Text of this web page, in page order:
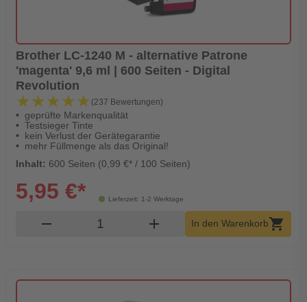
Brother LC-1240 M - alternative Patrone
'magenta' 9,6 ml | 600 Seiten - Digital
Revolution
★★★★★
★★★★★ (237 Bewertungen)
geprüfte Markenqualität
Testsieger Tinte
kein Verlust der Gerätegarantie
mehr Füllmenge als das Original!
Inhalt: 600 Seiten (0,99 €* / 100 Seiten)
Lieferzeit: 1-2 Werktage
5,95 €*
remove Produkt Warenkorb Menge
add In den Warenkorbshopping_cart